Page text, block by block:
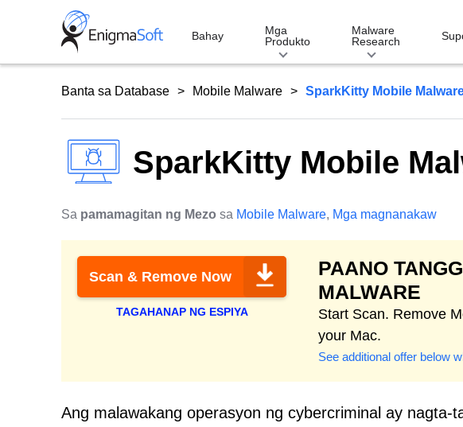
Bahay
Mga
Produkto
Malware
Research
Banta sa Database Mobile Malware SparkKitty Mobile
SparkKitty Mobile
Sa pamamagitan ng Mezo sa Mobile Malware, Mga magnanakaw
Scan & Remove Now
TAGAHANAP NG ESPIYA
PAANO
MALWARE
Start Scan. Remove
your Mac.
See additional offer below
Ang malawakang operasyon ng cybercriminal ay nagta-